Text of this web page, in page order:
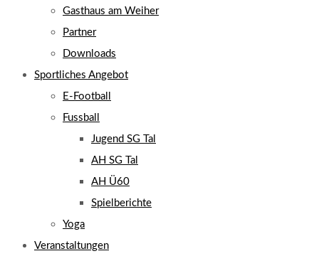
Gasthaus am Weiher
Partner
Downloads
Sportliches Angebot
E-Football
Fussball
Jugend SG Tal
AH SG Tal
AH Ü60
Spielberichte
Yoga
Veranstaltungen